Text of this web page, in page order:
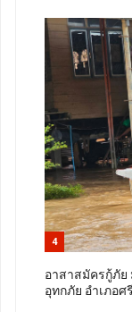
4
อาสาสมัครกู้ภัย
อุทกภัย อำเภอ